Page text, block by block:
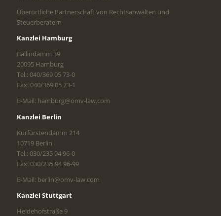
Überörtliche Partnerschaft von Rechtsanwälten und
Steuerberatern
Kanzlei Hamburg
Ballindamm 39
20095 Hamburg
Tel.: 040/369 05 73-0
Fax: 040/369 05 73-1
E-Mail: hamburg@omv-law.com
Kanzlei Berlin
Kurfürstendamm 214
10719 Berlin
Tel.: 030/235 94 96-0
Fax: 030/235 94 96-99
E-Mail: berlin@omv-law.com
Kanzlei Stuttgart
Heidehofstraße 9